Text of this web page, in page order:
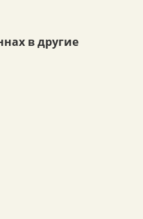
в другие